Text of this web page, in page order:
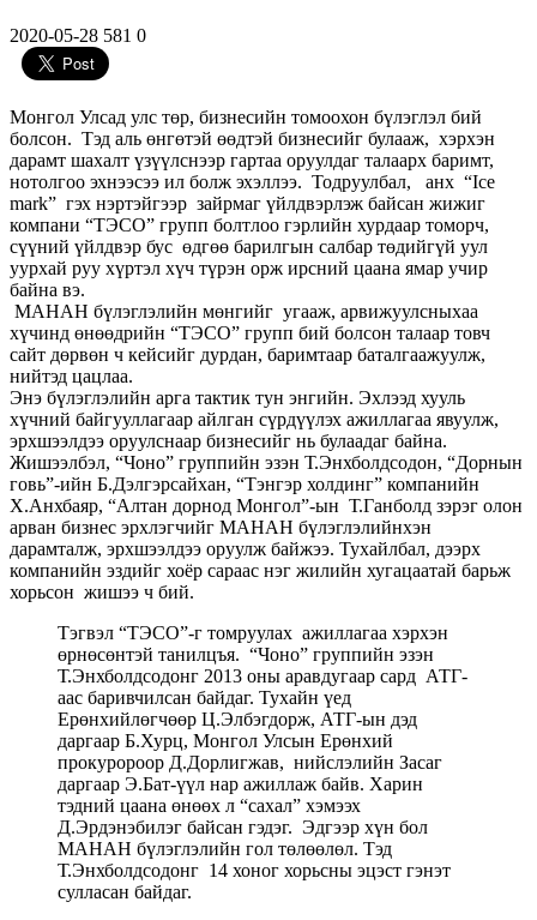
2020-05-28 581 0
Монгол Улсад улс төр, бизнесийн томоохон бүлэглэл бий
болсон. Тэд аль өнгөтэй өөдтэй бизнесийг булааж, хэрхэн
дарамт шахалт үзүүлснээр гартаа оруулдаг талаарх баримт,
нотолгоо эхнээсээ ил болж эхэллээ. Тодруулбал, анх “Ice
mark” гэх нэртэйгээр зайрмаг үйлдвэрлэж байсан жижиг
компани “ТЭСО” групп болтлоо гэрлийн хурдаар томорч,
сүүний үйлдвэр бус өдгөө барилгын салбар төдийгүй уул
уурхай руу хүртэл хүч түрэн орж ирсний цаана ямар учир
байна вэ.
МАНАН бүлэглэлийн мөнгийг угааж, арвижуулсныхаа
хүчинд өнөөдрийн “ТЭСО” групп бий болсон талаар товч
сайт дөрвөн ч кейсийг дурдан, баримтаар баталгаажуулж,
нийтэд цацлаа.
Энэ бүлэглэлийн арга тактик тун энгийн. Эхлээд хууль
хүчний байгууллагаар айлган сүрдүүлэх ажиллагаа явуулж,
эрхшээлдээ оруулснаар бизнесийг нь булаадаг байна.
Жишээлбэл, “Чоно” группийн эзэн Т.Энхболдсодон, “Дорнын
говь”-ийн Б.Дэлгэрсайхан, “Тэнгэр холдинг” компанийн
Х.Анхбаяр, “Алтан дорнод Монгол”-ын Т.Ганболд зэрэг олон
арван бизнес эрхлэгчийг МАНАН бүлэглэлийнхэн
дарамталж, эрхшээлдээ оруулж байжээ. Тухайлбал, дээрх
компанийн эздийг хоёр сараас нэг жилийн хугацаатай барьж
хорьсон жишээ ч бий.
Тэгвэл “ТЭСО”-г томруулах ажиллагаа хэрхэн
өрнөсөнтэй танилцъя. “Чоно” группийн эзэн
Т.Энхболдсодонг 2013 оны аравдугаар сард АТГ-
аас баривчилсан байдаг. Тухайн үед
Ерөнхийлөгчөөр Ц.Элбэгдорж, АТГ-ын дэд
даргаар Б.Хурц, Монгол Улсын Ерөнхий
прокуророор Д.Дорлигжав, нийслэлийн Засаг
даргаар Э.Бат-үүл нар ажиллаж байв. Харин
тэдний цаана өнөөх л “сахал” хэмээх
Д.Эрдэнэбилэг байсан гэдэг. Эдгээр хүн бол
МАНАН бүлэглэлийн гол төлөөлөл. Тэд
Т.Энхболдсодонг 14 хоног хорьсны эцэст гэнэт
сулласан байдаг.